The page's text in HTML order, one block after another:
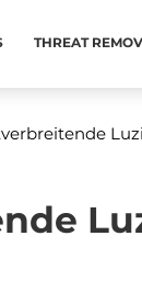
THREAT